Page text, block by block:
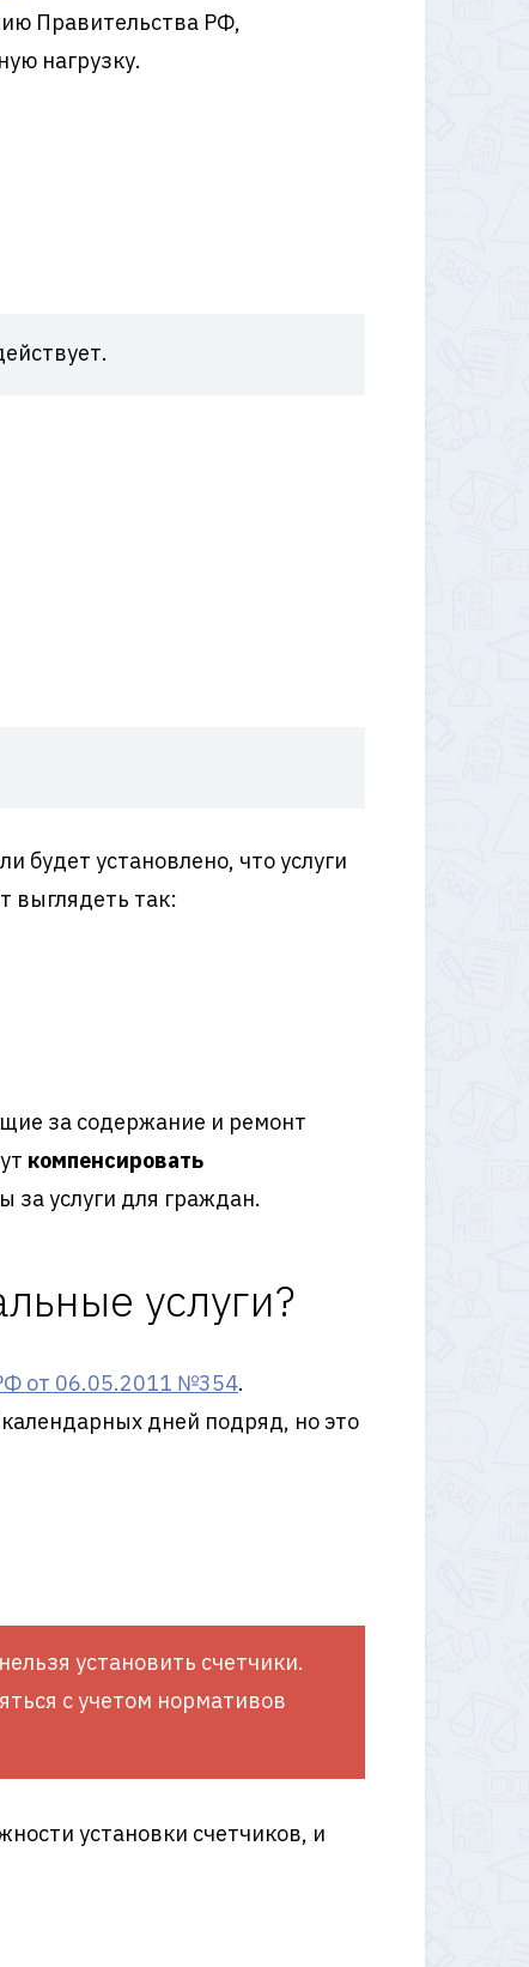
Правительства РФ,
нагрузку.
будет установлено, что услуги
выглядеть так:
за содержание и ремонт
компенсировать
за услуги для граждан.
услуги?
от 06.05.2011 №354.
дней подряд, но это
установить счетчики.
с учетом нормативов
установки счетчиков, и